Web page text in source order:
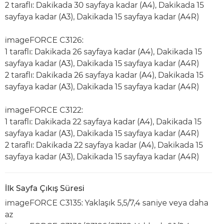
2 taraflı: Dakikada 30 sayfaya kadar (A4), Dakikada 15
sayfaya kadar (A3), Dakikada 15 sayfaya kadar (A4R)
imageFORCE C3126:
1 taraflı: Dakikada 26 sayfaya kadar (A4), Dakikada 15
sayfaya kadar (A3), Dakikada 15 sayfaya kadar (A4R)
2 taraflı: Dakikada 26 sayfaya kadar (A4), Dakikada 15
sayfaya kadar (A3), Dakikada 15 sayfaya kadar (A4R)
imageFORCE C3122:
1 taraflı: Dakikada 22 sayfaya kadar (A4), Dakikada 15
sayfaya kadar (A3), Dakikada 15 sayfaya kadar (A4R)
2 taraflı: Dakikada 22 sayfaya kadar (A4), Dakikada 15
sayfaya kadar (A3), Dakikada 15 sayfaya kadar (A4R)
İlk Sayfa Çıkış Süresi
imageFORCE C3135: Yaklaşık 5,5/7,4 saniye veya daha
az